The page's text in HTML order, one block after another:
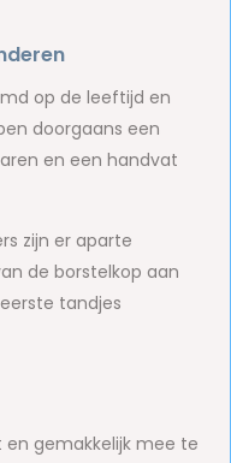
op de leeftijd en
doorgaans een
en een handvat
zijn er aparte
de borstelkop aan
tandjes
gemakkelijk mee te